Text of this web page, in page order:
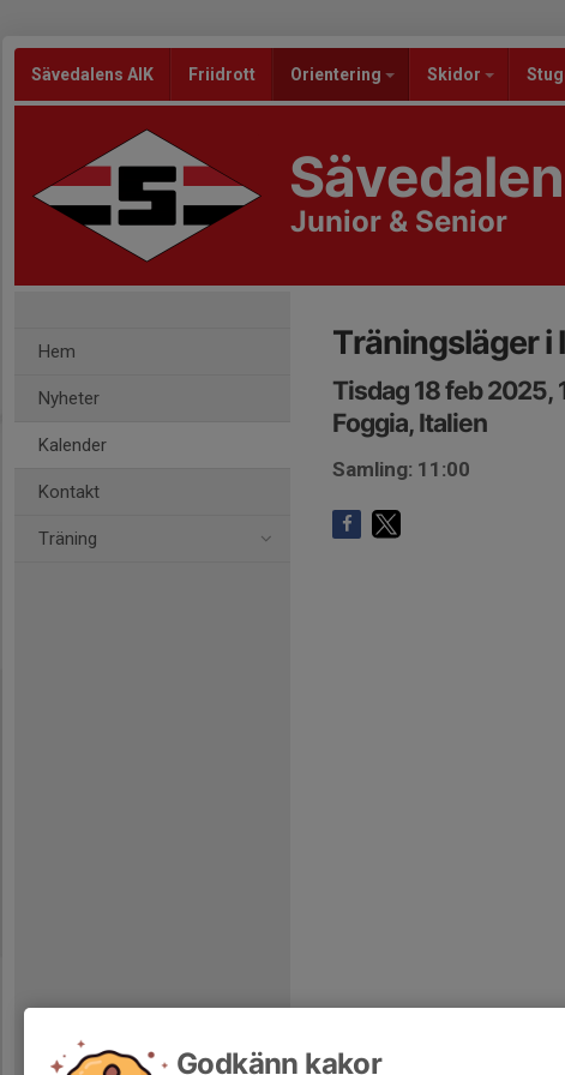
Sävedalens AIK Friidrott Orientering Skidor
Junior & Senior
Hem
Nyheter
Kalender
Kontakt
Träning
Träningsläger i
Tisdag 18 feb 2025,
Foggia, Italien
Samling: 11:00
Godkänn kakor